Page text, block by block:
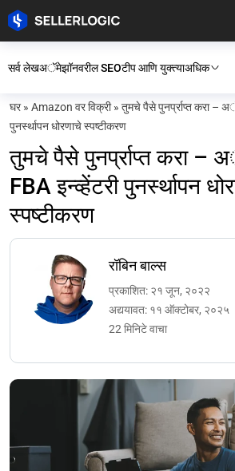
सर्व लेखअॅमेझॉनवरील SEOटीप आणि युक्त्याअधिक
घर» Amazon वर विक्री» तुमचे पैसे पुनर्प्राप्त करा –
पुनर्स्थापन धोरणाचे स्पष्टीकरण
तुमचे पैसे पुनर्प्राप्त करा –
FBA इन्व्हेंटरी पुनर्स्थापन
स्पष्टीकरण
रॉबिन बाल्स
प्रकाशित: २१ जून, २०२२
अद्ययावत: ११ ऑक्टोबर, २०२५
22 मिनिटे वाचा